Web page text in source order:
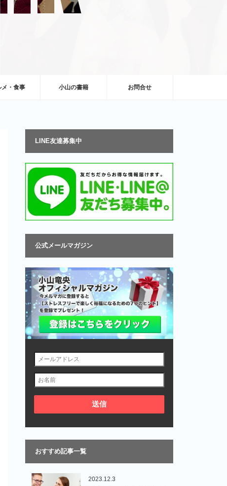
メ・食事 小山の書籍 お問合せ
LINE友達募集中
公式メールマガジン
おすすめ記事一覧
2023.12.3